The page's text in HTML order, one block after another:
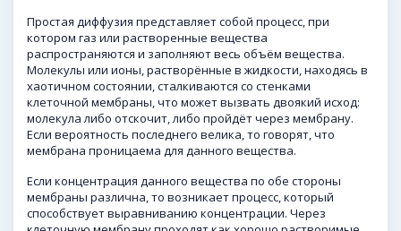
Простая диффузия представляет собой процесс, при
котором газ или растворенные вещества
распространяются и заполняют весь объём вещества.
Молекулы или ионы, растворённые в жидкости, находясь в
хаотичном состоянии, сталкиваются со стенками
клеточной мембраны, что может вызвать двоякий исход:
молекула либо отскочит, либо пройдёт через мембрану.
Если вероятность последнего велика, то говорят, что
мембрана проницаема для данного вещества.
Если концентрация данного вещества по обе стороны
мембраны различна, то возникает процесс, который
способствует выравниванию концентрации. Через